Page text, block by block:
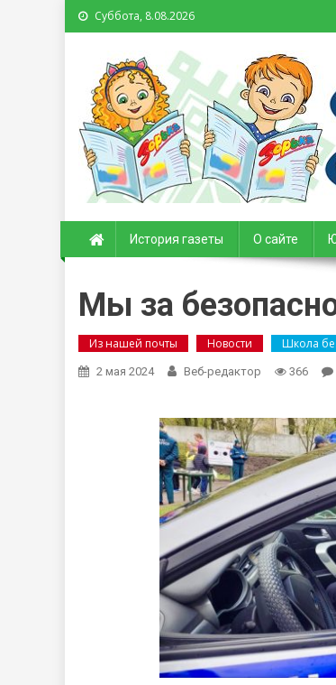
Суббота, 8.08.2026
Зорька. Газета
История газеты О сайте
Мы за
Из нашей почты Новости Школа
2 мая 2024 Веб-редактор 366